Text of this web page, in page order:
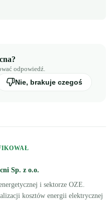
odpowiedź.
Nie, brakuje czegoś
Sp. z o.o.
i sektorze OZE.
kosztów energii elektrycznej